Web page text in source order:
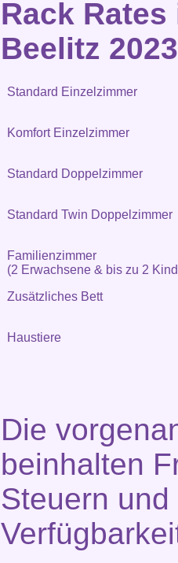
Rack
Beelitz 2023
Standard Einzelzimmer
Komfort Einzelzimmer
Standard Doppelzimmer
Standard Twin Doppelzimmer
Familienzimmer
(2 Erwachsene & bis zu 2
Zusätzliches Bett
Haustiere
Die
beinhalten
Steuern